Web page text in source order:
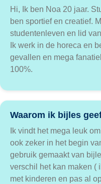
Hi, Ik ben Noa 20 jaar.
ben sportief en creatief.
studentenleven en lid
Ik werk in de horeca en
gevallen en mega
100%.
Waarom ik bijles
Ik vindt het mega leuk
ook zeker in het begin
gebruik gemaakt van
verschil het kan maken (
met kinderen en pas al